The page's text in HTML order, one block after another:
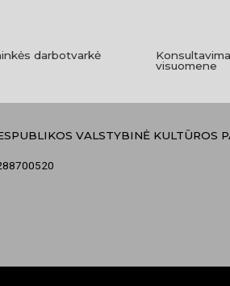
darbotvarkė
visuomene
VALSTYBINĖ KULTŪROS